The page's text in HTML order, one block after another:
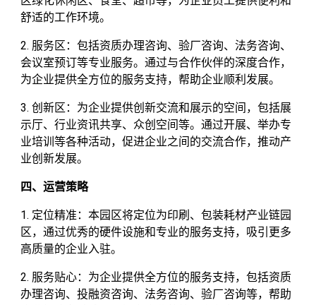
舒适的工作环境。
2. 服务区：包括资质办理咨询、验厂咨询、法务咨询、
会议室预订等专业服务。通过与合作伙伴的深度合作，
为企业提供全方位的服务支持，帮助企业顺利发展。
3. 创新区：为企业提供创新交流和展示的空间，包括展
示厅、行业资讯共享、众创空间等。通过开展、举办专
业培训等各种活动，促进企业之间的交流合作，推动产
业创新发展。
四、运营策略
1. 定位精准：本园区将定位为印刷、包装耗材产业链园
区，通过优秀的硬件设施和专业的服务支持，吸引更多
高质量的企业入驻。
2. 服务贴心：为企业提供全方位的服务支持，包括资质
办理咨询、投融资咨询、法务咨询、验厂咨询等，帮助